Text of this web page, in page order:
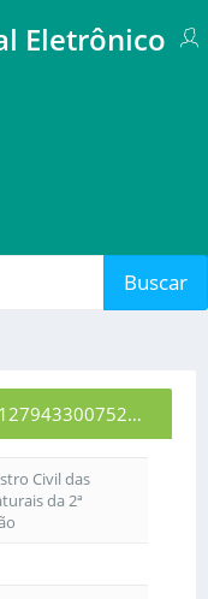
Eletrônico
Buscar
Resultado da Busca: 00072303012794330075264
Civil das
da 2ª